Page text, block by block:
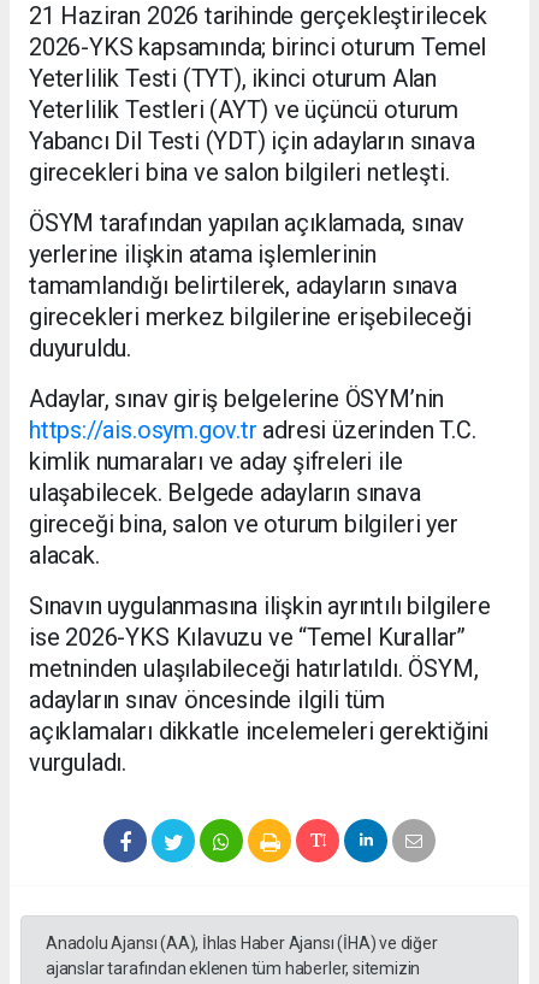
21 Haziran 2026 tarihinde gerçekleştirilecek
2026-YKS kapsamında; birinci oturum Temel
Yeterlilik Testi (TYT), ikinci oturum Alan
Yeterlilik Testleri (AYT) ve üçüncü oturum
Yabancı Dil Testi (YDT) için adayların sınava
girecekleri bina ve salon bilgileri netleşti.
ÖSYM tarafından yapılan açıklamada, sınav
yerlerine ilişkin atama işlemlerinin
tamamlandığı belirtilerek, adayların sınava
girecekleri merkez bilgilerine erişebileceği
duyuruldu.
Adaylar, sınav giriş belgelerine ÖSYM’nin
https://ais.osym.gov.tr adresi üzerinden T.C.
kimlik numaraları ve aday şifreleri ile
ulaşabilecek. Belgede adayların sınava
gireceği bina, salon ve oturum bilgileri yer
alacak.
Sınavın uygulanmasına ilişkin ayrıntılı bilgilere
ise 2026-YKS Kılavuzu ve “Temel Kurallar”
metninden ulaşılabileceği hatırlatıldı. ÖSYM,
adayların sınav öncesinde ilgili tüm
açıklamaları dikkatle incelemeleri gerektiğini
vurguladı.
Anadolu Ajansı (AA), İhlas Haber Ajansı (İHA) ve diğer
ajanslar tarafından eklenen tüm haberler, sitemizin